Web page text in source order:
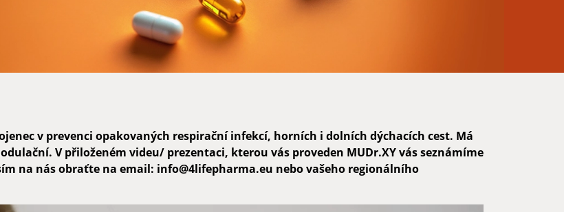
v prevenci opakovaných respirační infekcí, horních i dolních dýchacích cest. Má
V přiloženém videu/ prezentaci, kterou vás proveden MUDr.XY vás seznámíme
na nás obraťte na email: info@4lifepharma.eu nebo vašeho regionálního